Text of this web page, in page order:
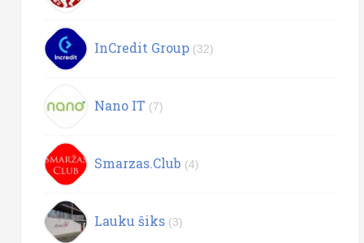
InCredit Group (32)
Nano IT (7)
Smarzas.Club (4)
Lauku šiks (3)